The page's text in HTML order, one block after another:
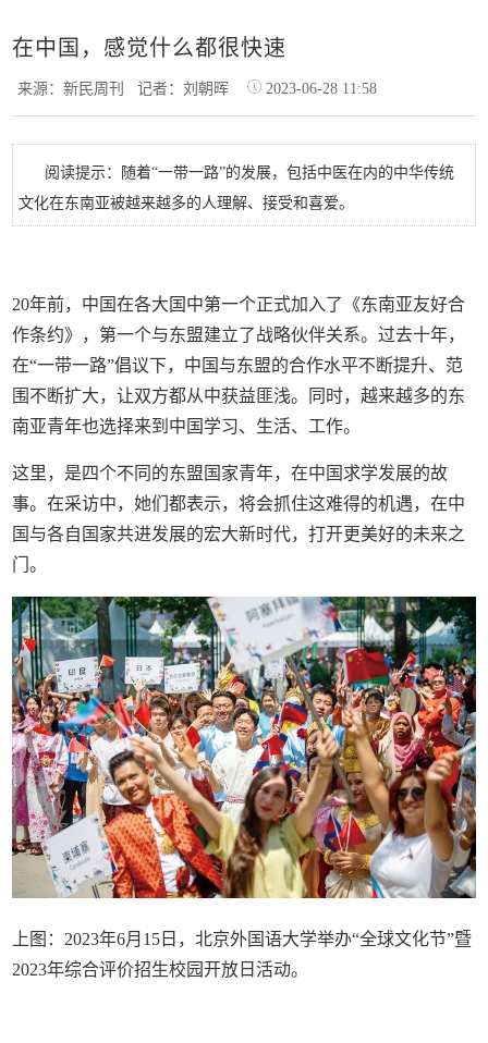
在中国，感觉什么都很快速
来源：新民周刊记者：刘朝晖 2023-06-28 11:58
阅读提示：随着“一带一路”的发展，包括中医在内的中华传统
文化在东南亚被越来越多的人理解、接受和喜爱。
20年前，中国在各大国中第一个正式加入了《东南亚友好合
作条约》，第一个与东盟建立了战略伙伴关系。过去十年，
在“一带一路”倡议下，中国与东盟的合作水平不断提升、范
围不断扩大，让双方都从中获益匪浅。同时，越来越多的东
南亚青年也选择来到中国学习、生活、工作。
这里，是四个不同的东盟国家青年，在中国求学发展的故
事。在采访中，她们都表示，将会抓住这难得的机遇，在中
国与各自国家共进发展的宏大新时代，打开更美好的未来之
门。
上图：2023年6月15日，北京外国语大学举办“全球文化节”暨
2023年综合评价招生校园开放日活动。